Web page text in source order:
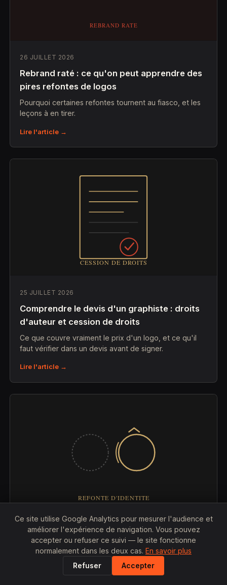
26 JUILLET 2026
Rebrand raté : ce qu'on peut apprendre des
pires refontes de logos
Pourquoi certaines refontes tournent au fiasco, et les
leçons à en tirer.
Lire l'article →
25 JUILLET 2026
Comprendre le devis d'un graphiste : droits
d'auteur et cession de droits
Ce que couvre vraiment le prix d'un logo, et ce qu'il
faut vérifier dans un devis avant de signer.
Lire l'article →
25 JUILLET 2026
Combien coûte la refonte complète d'une
identité visuelle ?
Prix, étapes et facteurs qui font varier le budget d'une
Ce site utilise Google Analytics pour mesurer l'audience et
améliorer l'expérience de navigation. Vous pouvez
accepter ou refuser ce suivi — le site fonctionne
normalement dans les deux cas. En savoir plus
Refuser
Accepter